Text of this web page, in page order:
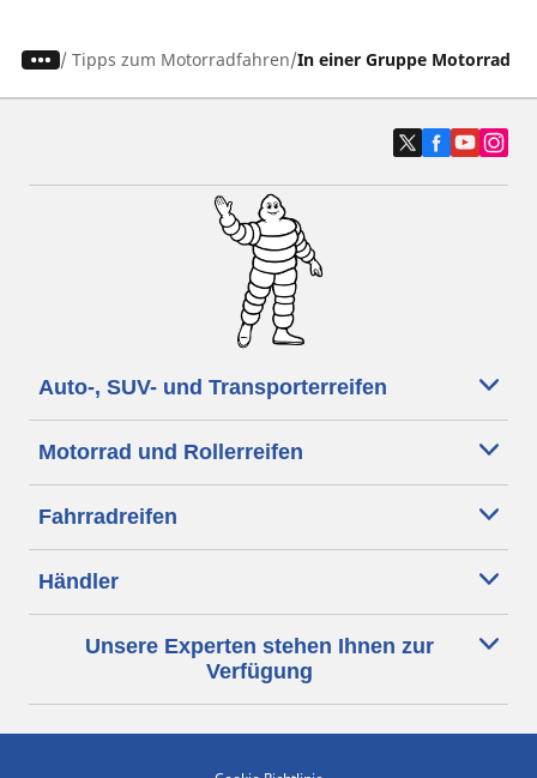
/ Tipps zum Motorradfahren In einer Gruppe Motorrad
Auto-, SUV- und Transporterreifen
Motorrad und Rollerreifen
Fahrradreifen
Händler
Unsere Experten stehen Ihnen zur
Verfügung